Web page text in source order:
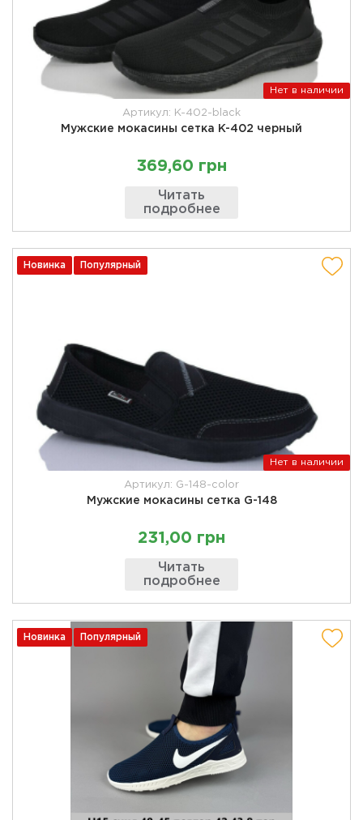
Нет в наличии
Артикул: K-402-black
Мужские мокасины сетка K-402 черный
369,60 грн
Читать
подробнее
Новинка Популярный
Нет в наличии
Артикул: G-148-color
Мужские мокасины сетка G-148
231,00 грн
Читать
подробнее
Новинка Популярный